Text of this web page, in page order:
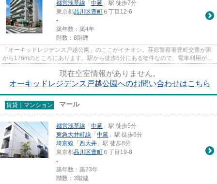
都営浅草線 「 中延 」駅 徒歩7分
東京都品川区豊町 ６丁目12-6
-
築年数：築4年
階数：8階建
「オーキッドレジデンス戸越公園」のここがイチオシ。荏原警察署豊町交番が家
から176mのところにあります。駅から徒歩6分にある物件なので、電車利用が多
現在空室情報がありません。
オーキッドレジデンス戸越公園へのお問い合わせはこちら
賃貸｜マンション マール
都営浅草線 「 中延 」駅 徒歩5分
東急大井町線 「 中延 」駅 徒歩6分
埼京線 「 西大井 」駅 徒歩8分
東京都品川区豊町 ６丁目19-8
-
築年数：築23年
階数：3階建